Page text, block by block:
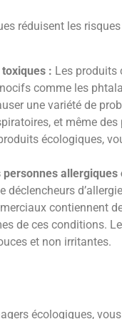
réduisent les
: Les produits
comme les
une variété de
et même
écologiques,
allergiques
contiennent
de ces conditions.
et non irritantes.
écologiques,